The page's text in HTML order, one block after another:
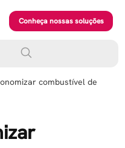
Conheça nossas soluções
combustível de